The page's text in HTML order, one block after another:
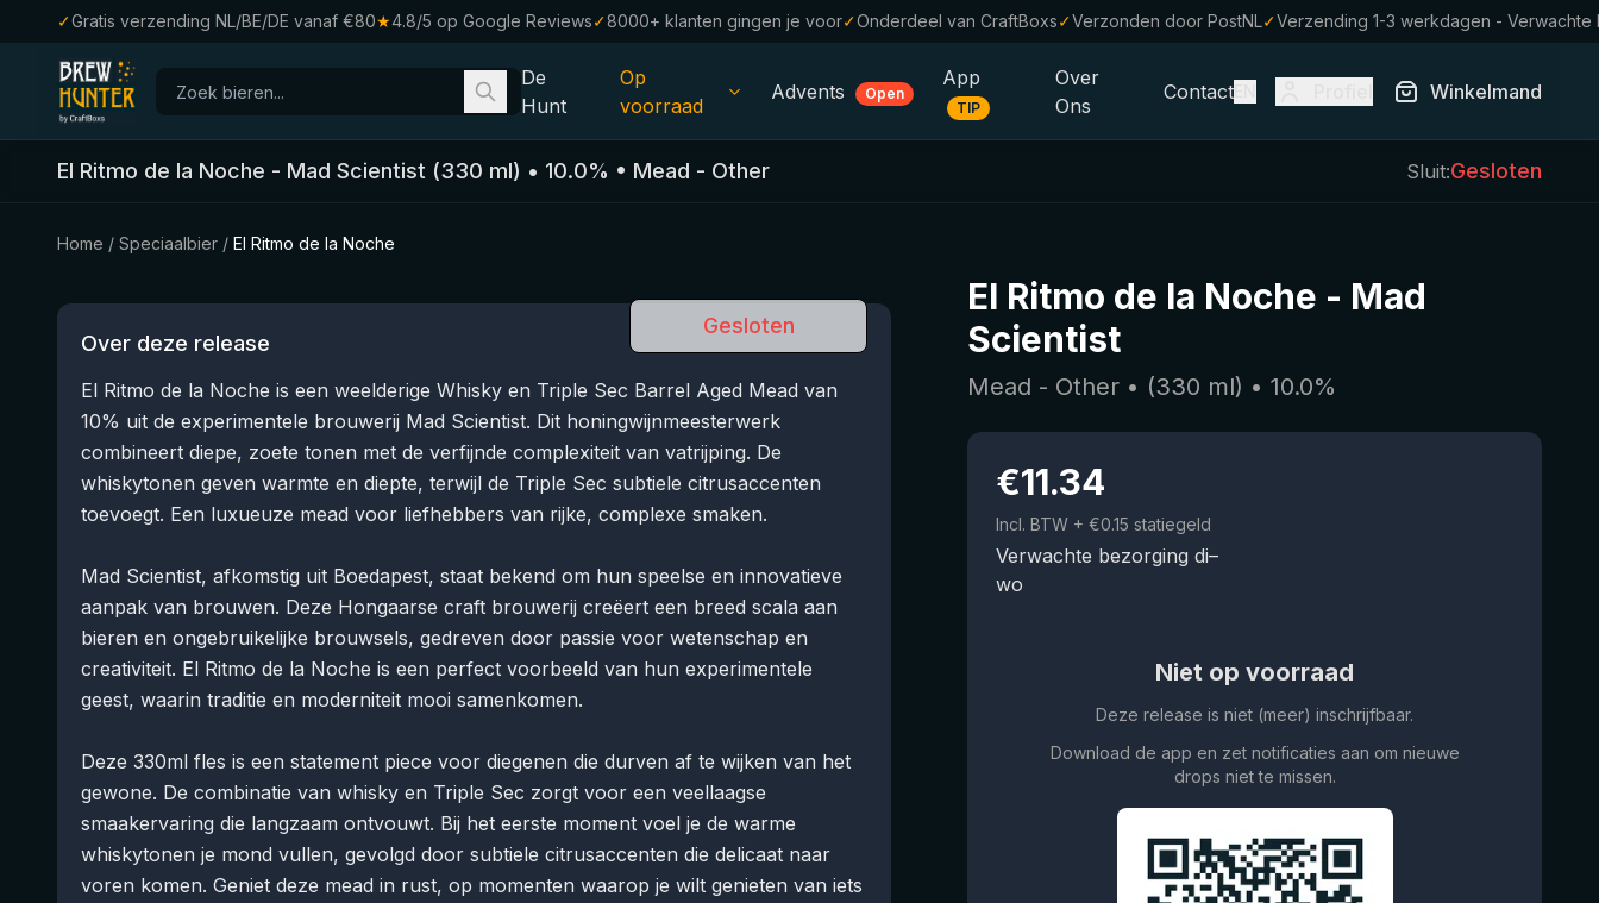
✓Gratis verzending NL/BE/DE vanaf €80★4.8/5 op Google Reviews✓8000+ klanten gingen je voor✓Onderdeel van CraftBoxs✓Verzonden door PostNL✓Verzending 1-3 werkdagen -
De
Hunt
Op
voorraad
Alle Bieren
Cadeaubonnen
Bierpakketten
Brouwerijen
Bierstijlen
Advents Open
App
TIP
Over
Ons
Contact Winkelmand
El Ritmo de la Noche - Mad Scientist (330 ml) • 10.0% • Mead - Other Sluit:Gesloten
Home / Speciaalbier / El Ritmo de la Noche
Gesloten
Over deze release
El Ritmo de la Noche is een weelderige Whisky en Triple Sec Barrel Aged Mead van
10% uit de experimentele brouwerij Mad Scientist. Dit honingwijnmeesterwerk
combineert diepe, zoete tonen met de verfijnde complexiteit van vatrijping. De
whiskytonen geven warmte en diepte, terwijl de Triple Sec subtiele citrusaccenten
toevoegt. Een luxueuze mead voor liefhebbers van rijke, complexe smaken.
Mad Scientist, afkomstig uit Boedapest, staat bekend om hun speelse en innovatieve
aanpak van brouwen. Deze Hongaarse craft brouwerij creëert een breed scala aan
bieren en ongebruikelijke brouwsels, gedreven door passie voor wetenschap en
creativiteit. El Ritmo de la Noche is een perfect voorbeeld van hun experimentele
geest, waarin traditie en moderniteit mooi samenkomen.
Deze 330ml fles is een statement piece voor diegenen die durven af te wijken van het
gewone. De combinatie van whisky en Triple Sec zorgt voor een veellaagse
smaakervaring die langzaam ontvouwt. Bij het eerste moment voel je de warme
whiskytonen je mond vullen, gevolgd door subtiele citrusaccenten die delicaat naar
voren komen. Geniet deze mead in rust, op momenten waarop je wilt genieten van iets
El Ritmo de la Noche - Mad
Scientist
Mead - Other • (330 ml) •10.0%
€11.34
Incl. BTW + €0.15 statiegeld
Verwachte bezorging di–
wo
Niet op voorraad
Deze release is niet (meer) inschrijfbaar.
Download de app en zet notificaties aan om nieuwe
drops niet te missen.